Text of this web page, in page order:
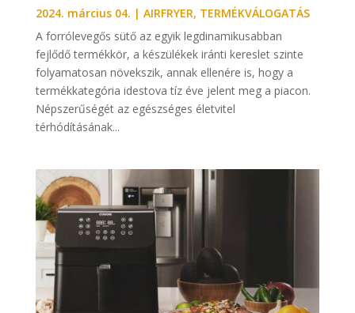
2024. március 04. | AIRFRYER, TERMÉKVÁLOGATÁS
A forrólevegős sütő az egyik legdinamikusabban
fejlődő termékkör, a készülékek iránti kereslet szinte
folyamatosan növekszik, annak ellenére is, hogy a
termékkategória idestova tíz éve jelent meg a piacon.
Népszerűségét az egészséges életvitel
térhódításának...